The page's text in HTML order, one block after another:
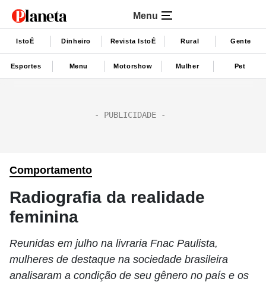
Menu
IstoÉ Dinheiro Revista IstoÉ Rural Gente
Esportes Menu Motorshow Mulher Pet
Comportamento
Radiografia da realidade
feminina
Reunidas em julho na livraria Fnac Paulista,
mulheres de destaque na sociedade brasileira
analisaram a condição de seu gênero no país e os